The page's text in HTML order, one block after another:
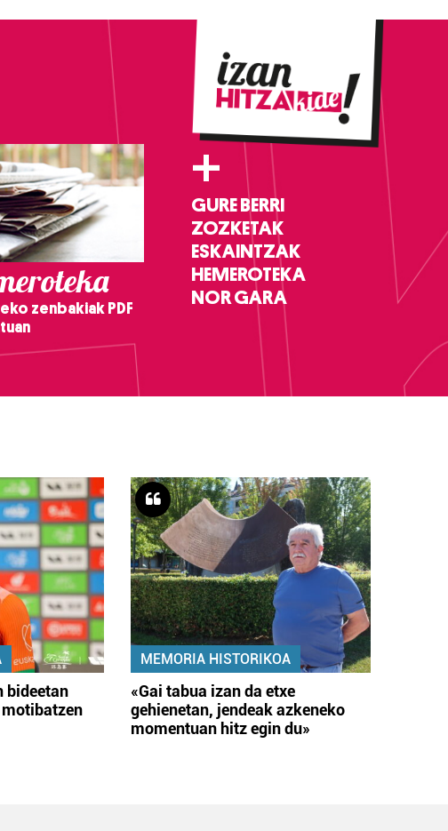
zenbakiak PDF
+
GURE BERRI
ZOZKETAK
ESKAINTZAK
HEMEROTEKA
NOR GARA
bideetan
motibatzen
MEMORIA HISTORIKOA
«Gai tabua izan da etxe
gehienetan, jendeak azkeneko
momentuan hitz egin du»